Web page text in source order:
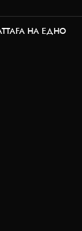
НА ЕДНО